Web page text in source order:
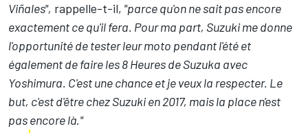
Viñales", rappelle-t-il, "parce qu'on ne sait pas encore
exactement ce qu'il fera. Pour ma part, Suzuki me donne
l'opportunité de tester leur moto pendant l'été et
également de faire les 8 Heures de Suzuka avec
Yoshimura. C'est une chance et je veux la respecter. Le
but, c'est d'être chez Suzuki en 2017, mais la place n'est
pas encore là."